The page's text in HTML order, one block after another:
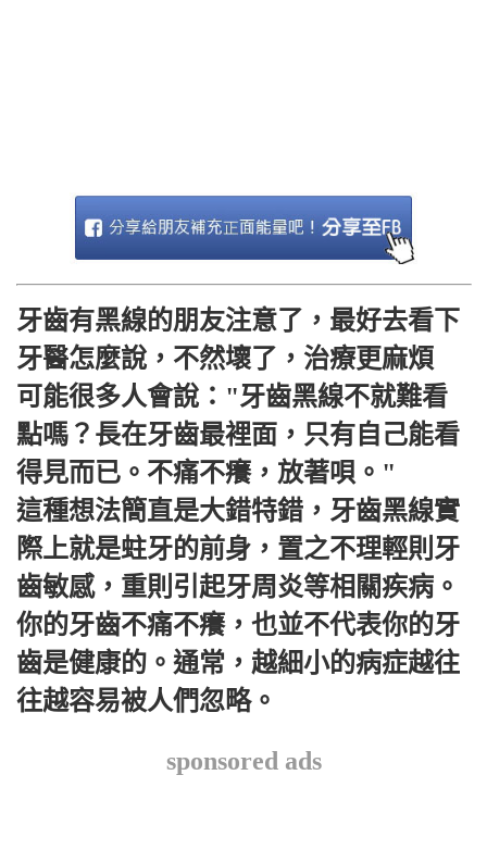
牙齒有黑線的朋友注意了，最好去看下
牙醫怎麼說，不然壞了，治療更麻煩
可能很多人會說："牙齒黑線不就難看
點嗎？長在牙齒最裡面，只有自己能看
得見而已。不痛不癢，放著唄。"
這種想法簡直是大錯特錯，牙齒黑線實
際上就是蛀牙的前身，置之不理輕則牙
齒敏感，重則引起牙周炎等相關疾病。
你的牙齒不痛不癢，也並不代表你的牙
齒是健康的。通常，越細小的病症越往
往越容易被人們忽略。
sponsored ads